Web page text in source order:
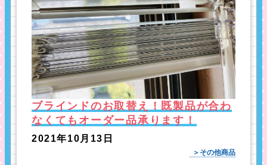
ブラインドのお取替え！既製品が合わ
なくてもオーダー品承ります！
2021年10月13日
その他商品